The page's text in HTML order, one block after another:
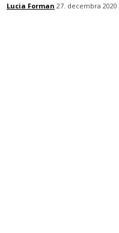
Lucia Forman 27. decembra 2020